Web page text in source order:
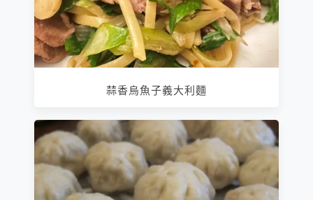
蒜香烏魚子義大利麵